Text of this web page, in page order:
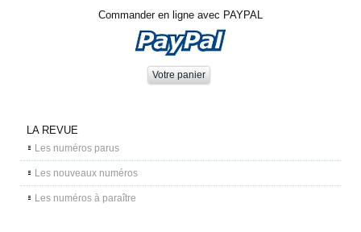
Commander en ligne avec PAYPAL
LA REVUE
Les numéros parus
Les nouveaux numéros
Les numéros à paraître